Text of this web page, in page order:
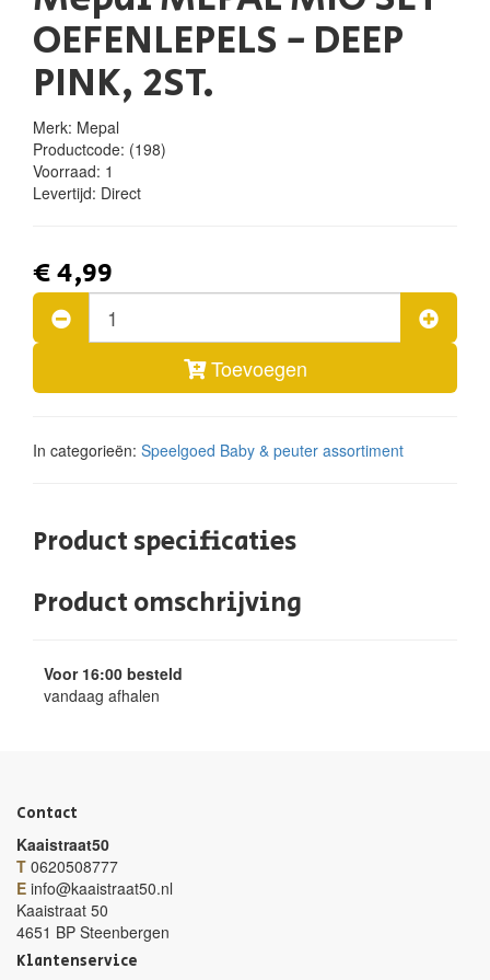
OEFENLEPELS - DEEP
PINK, 2ST.
Merk: Mepal
Productcode: (198)
Voorraad: 1
Levertijd: Direct
€ 4,99
Toevoegen
In categorieën: Speelgoed Baby & peuter assortiment
Product specificaties
Product omschrijving
Voor 16:00 besteld
vandaag afhalen
Contact
Kaaistraat50
T 0620508777
E info@kaaistraat50.nl
Kaaistraat 50
4651 BP Steenbergen
Klantenservice